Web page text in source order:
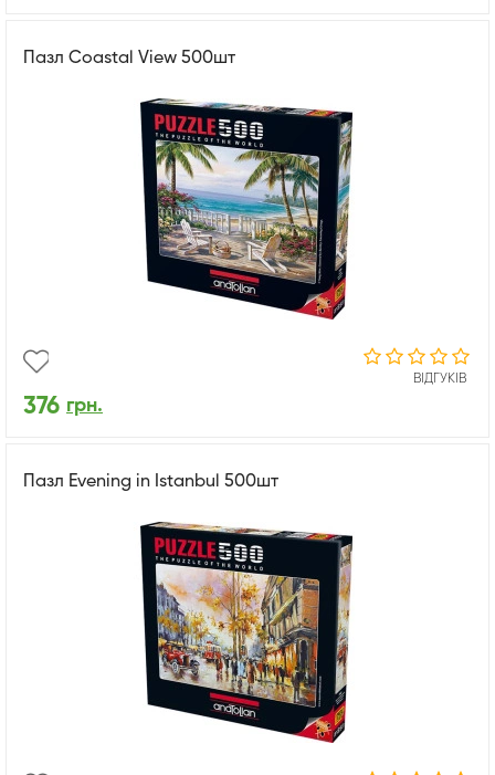
Пазл Coastal View 500шт
ВІДГУКІВ
376 грн.
Пазл Evening in Istanbul 500шт